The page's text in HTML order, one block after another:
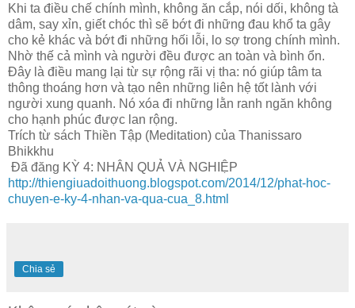
Khi ta điều chế chính mình, không ăn cắp, nói dối, không tà
dâm, say xỉn, giết chóc thì sẽ bớt đi những đau khổ ta gây
cho kẻ khác và bớt đi những hối lỗi, lo sợ trong chính mình.
Nhờ thế cả mình và người đều được an toàn và bình ổn.
Đây là điều mang lại từ sự rộng rãi vị tha: nó giúp tâm ta
thông thoáng hơn và tạo nên những liên hệ tốt lành với
người xung quanh. Nó xóa đi những lằn ranh ngăn không
cho hạnh phúc được lan rộng.
Trích từ sách Thiền Tập (Meditation) của Thanissaro
Bhikkhu
Đã đăng KỲ 4: NHÂN QUẢ VÀ NGHIỆP
http://thiengiuadoithuong.blogspot.com/2014/12/phat-hoc-
chuyen-e-ky-4-nhan-va-qua-cua_8.html
Chia sẻ